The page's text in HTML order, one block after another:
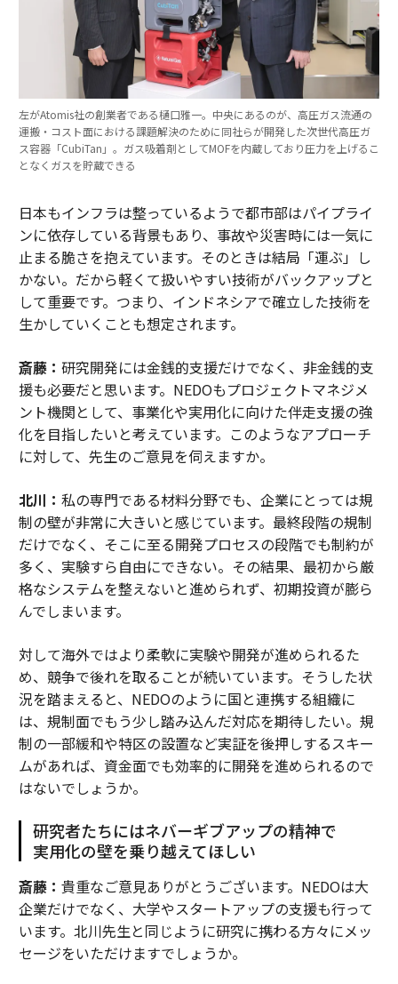
左がAtomis社の創業者である樋口雅一。中央にあるのが、高圧ガス流通の
運搬・コスト面における課題解決のために同社らが開発した次世代高圧ガ
ス容器「CubiTan」。ガス吸着剤としてMOFを内蔵しており圧力を上げるこ
となくガスを貯蔵できる
日本もインフラは整っているようで都市部はパイプライ
ンに依存している背景もあり、事故や災害時には一気に
止まる脆さを抱えています。そのときは結局「運ぶ」し
かない。だから軽くて扱いやすい技術がバックアップと
して重要です。つまり、インドネシアで確立した技術を
生かしていくことも想定されます。
斎藤： 研究開発には金銭的支援だけでなく、非金銭的支
援も必要だと思います。NEDOもプロジェクトマネジメ
ント機関として、事業化や実用化に向けた伴走支援の強
化を目指したいと考えています。このようなアプローチ
に対して、先生のご意見を伺えますか。
北川： 私の専門である材料分野でも、企業にとっては規
制の壁が非常に大きいと感じています。最終段階の規制
だけでなく、そこに至る開発プロセスの段階でも制約が
多く、実験すら自由にできない。その結果、最初から厳
格なシステムを整えないと進められず、初期投資が膨ら
んでしまいます。
対して海外ではより柔軟に実験や開発が進められるた
め、競争で後れを取ることが続いています。そうした状
況を踏まえると、NEDOのように国と連携する組織に
は、規制面でもう少し踏み込んだ対応を期待したい。規
制の一部緩和や特区の設置など実証を後押しするスキー
ムがあれば、資金面でも効率的に開発を進められるので
はないでしょうか。
研究者たちにはネバーギブアップの精神で
実用化の壁を乗り越えてほしい
斎藤： 貴重なご意見ありがとうございます。NEDOは大
企業だけでなく、大学やスタートアップの支援も行って
います。北川先生と同じように研究に携わる方々にメッ
セージをいただけますでしょうか。